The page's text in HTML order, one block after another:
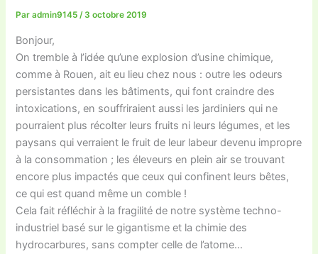
Paradmin9145/ 3 octobre 2019
Bonjour,
On tremble à l’idée qu’une explosion d’usine chimique,
comme à Rouen, ait eu lieu chez nous : outre les odeurs
persistantes dans les bâtiments, qui font craindre des
intoxications, en souffriraient aussi les jardiniers qui ne
pourraient plus récolter leurs fruits ni leurs légumes, et les
paysans qui verraient le fruit de leur labeur devenu impropre
à la consommation ; les éleveurs en plein air se trouvant
encore plus impactés que ceux qui confinent leurs bêtes,
ce qui est quand même un comble !
Cela fait réfléchir à la fragilité de notre système techno-
industriel basé sur le gigantisme et la chimie des
hydrocarbures, sans compter celle de l’atome…